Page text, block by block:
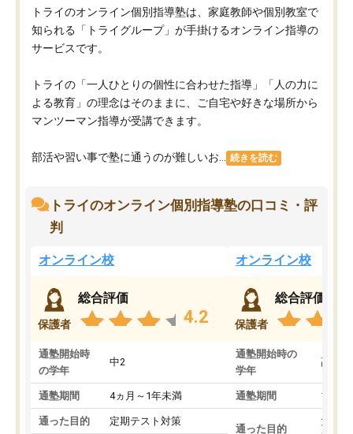
トライのオンライン個別指導塾は、家庭教師や個別教室で
知られる「トライグループ」が手掛けるオンライン指導の
サービスです。
トライの「一人ひとりの個性に合わせた指導」「人の力に
よる教育」の理念はそのままに、ご自宅や好きな場所から
マンツーマン指導が受講できます。
部活や習い事で塾に通うのが難しいお... 続きを読む
トライのオンライン個別指導塾の口コミ・評
判
オンライン校
保護者
総合評価
4.2
通塾開始時
の学年
中2
通塾期間 4ヵ月～1年未満
通った目的 定期テスト対策
オンライン校
保護者
総合評価
通塾開始時の
学年
高3
通塾期間 1～3
通った目的
大学